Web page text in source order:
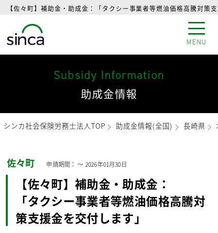
【佐々町】補助金・助成金：「タクシー事業者等燃油価格高騰対
MENU
Subsidy Information
助成金情報
シンカ社会保険労務士法人TOP 助成金情報(全国) 長崎県
佐々町 申請期間： 〜 2026年01月30日
【佐々町】補助金・助成金：
「タクシー事業者等燃油価格高騰対
策支援金を交付します」